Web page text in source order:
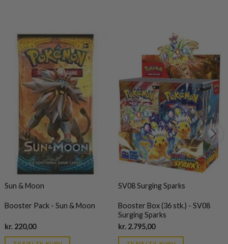
Sun & Moon
Booster Pack - Sun & Moon
kr. 220,00Current
is:
SV08 Surging Sparks
Booster Box (36 stk.) - SV08
Surging Sparks
kr.2.795,00Current
is: